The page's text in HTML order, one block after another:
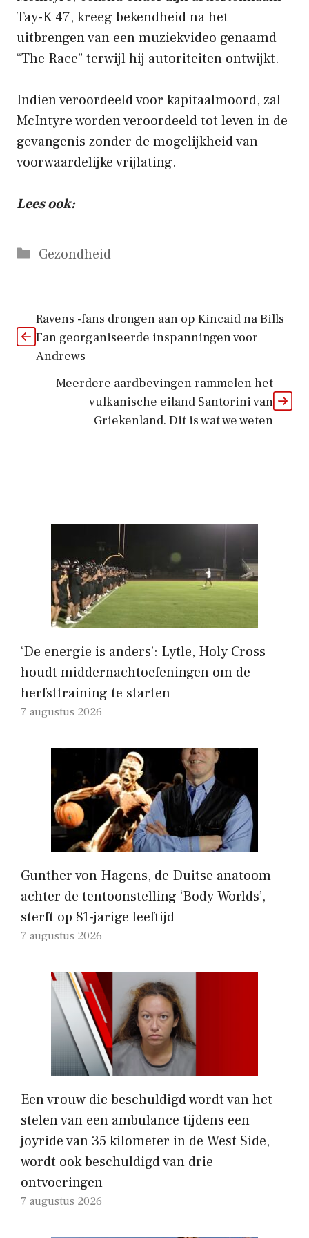
Tay-K 47, kreeg bekendheid na het
uitbrengen van een muziekvideo genaamd
“The Race” terwijl hij autoriteiten ontwijkt.
Indien veroordeeld voor kapitaalmoord, zal
McIntyre worden veroordeeld tot leven in de
gevangenis zonder de mogelijkheid van
voorwaardelijke vrijlating.
Lees ook:
Categorieën
Gezondheid
Ravens -fans drongen aan op Kincaid na Bills
Fan georganiseerde inspanningen voor
Andrews
Meerdere aardbevingen rammelen het
vulkanische eiland Santorini van
Griekenland. Dit is wat we weten
‘De energie is anders’: Lytle, Holy Cross
houdt middernachtoefeningen om de
herfsttraining te starten
7 augustus 2026
Gunther von Hagens, de Duitse anatoom
achter de tentoonstelling ‘Body Worlds’,
sterft op 81-jarige leeftijd
7 augustus 2026
Een vrouw die beschuldigd wordt van het
stelen van een ambulance tijdens een
joyride van 35 kilometer in de West Side,
wordt ook beschuldigd van drie
ontvoeringen
7 augustus 2026